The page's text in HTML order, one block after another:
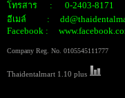
โทรสาร : 0-2403-8171
อีเมล์ :
Facebook :
Company Reg. No. 0105545111777
Thaidentalmart 1.10 plus